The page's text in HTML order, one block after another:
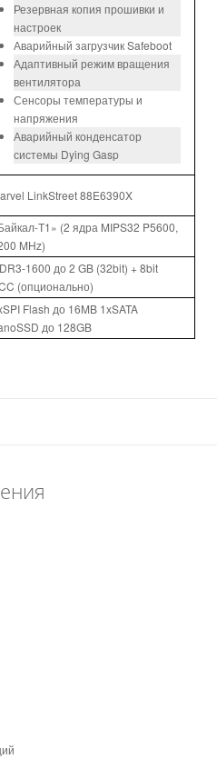
Резервная копия прошивки и
настроек
Аварийный загрузчик Safeboot
Адаптивный режим вращения
вентилятора
Сенсоры температуры и
напряжения
Аварийный конденсатор
системы Dying Gasp
LinkStreet 88E6390X
Т1» (2 ядра MIPS32 P5600,
MHz)
1600 до 2 GB (32bit) + 8bit
(опционально)
Flash до 16MB 1хSATA
до 128GB